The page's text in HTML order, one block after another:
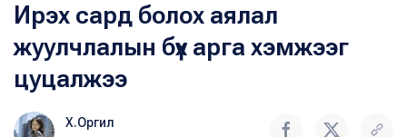
Ирэх сард болох аялал
жуулчлалын бүх арга хэмжээг
цуцалжээ
Х.Оргил